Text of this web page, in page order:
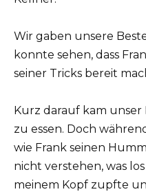
Wir gaben unsere
konnte sehen, dass
seiner Tricks bereit
Kurz darauf kam unser
zu essen. Doch
wie Frank seinen
nicht verstehen, was
meinem Kopf zupfte